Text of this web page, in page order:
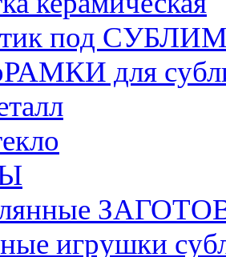
под
для
игрушки